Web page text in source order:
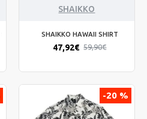
SHAIKKO
SHAIKKO HAWAII SHIRT
47,92€ 59,90€
-20 %